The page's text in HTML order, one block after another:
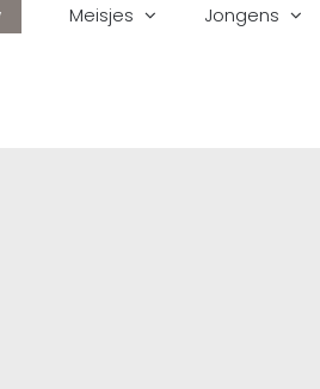
Meisjes Jongens